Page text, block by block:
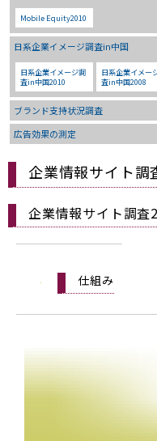
Mobile Equity2010
日系企業イメージ調査in中国
日系企業イメージ調
査in中国2010
日系企業イメー
査in中国2008
ブランド支持状況調査
広告効果の測定
企業情報サイト調
企業情報サイト調
仕組み